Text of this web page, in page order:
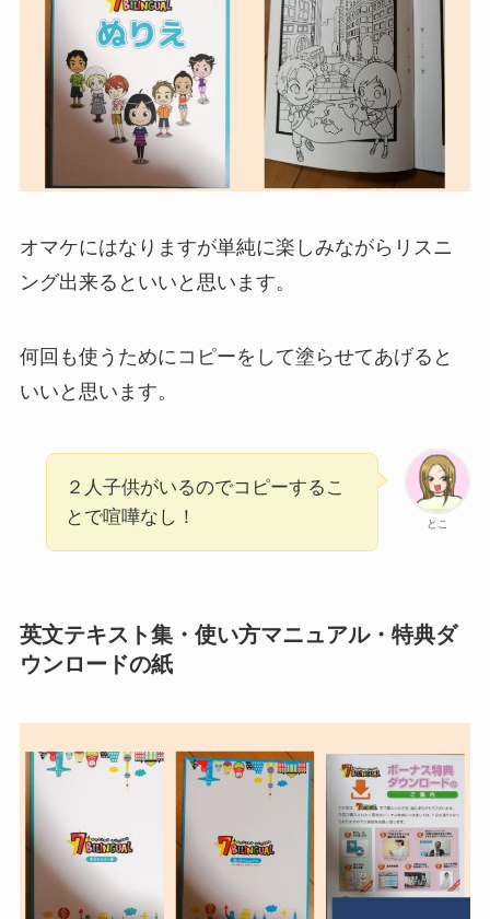
オマケにはなりますが単純に楽しみながらリスニ
ング出来るといいと思います。
何回も使うためにコピーをして塗らせてあげると
いいと思います。
とこ
２人子供がいるのでコピーするこ
とで喧嘩なし！
英文テキスト集・使い方マニュアル・特典ダ
ウンロードの紙